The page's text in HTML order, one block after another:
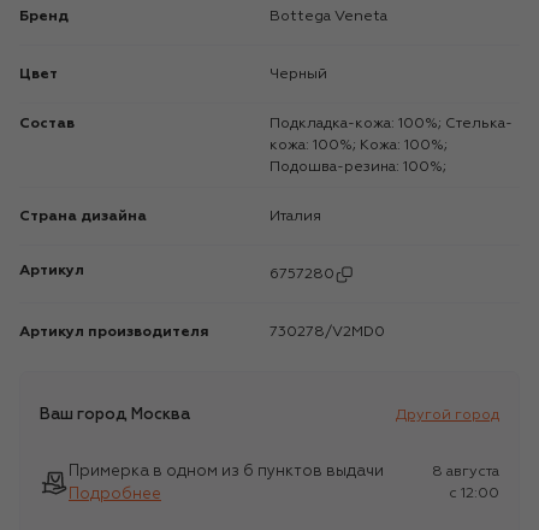
Бренд Bottega Veneta
Цвет Черный
Состав
Подкладка-кожа: 100%; Стелька-
кожа: 100%; Кожа: 100%;
Подошва-резина: 100%;
Страна дизайна Италия
Артикул 6757280
Артикул производителя 730278/V2MD0
Ваш город Москва Другой город
Примерка в одном из 6 пунктов выдачи
Подробнее
8 августа
c 12:00